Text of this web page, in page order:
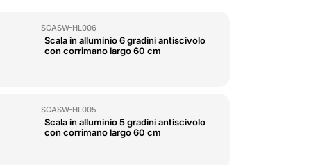
SCASW-HL006
Scala in alluminio 6 gradini antiscivolo
con corrimano largo 60 cm
SCASW-HL005
Scala in alluminio 5 gradini antiscivolo
con corrimano largo 60 cm